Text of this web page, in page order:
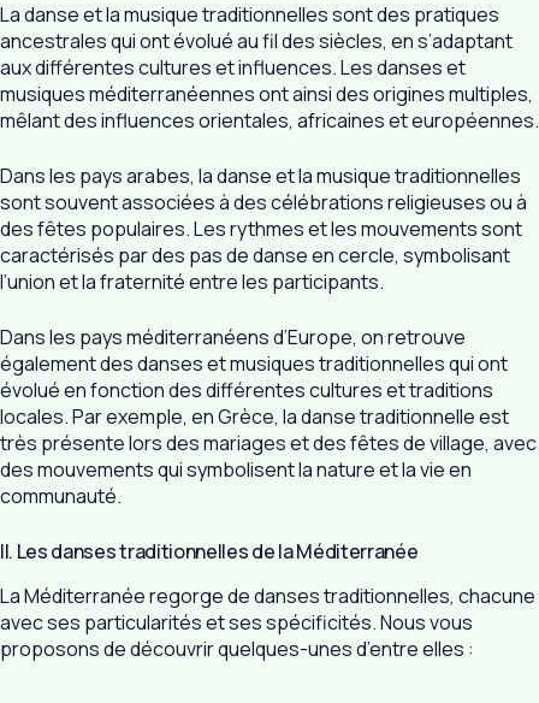
La danse et la musique traditionnelles sont des pratiques
ancestrales qui ont évolué au fil des siècles, en s’adaptant
aux différentes cultures et influences. Les danses et
musiques méditerranéennes ont ainsi des origines multiples,
mêlant des influences orientales, africaines et européennes.
Dans les pays arabes, la danse et la musique traditionnelles
sont souvent associées à des célébrations religieuses ou à
des fêtes populaires. Les rythmes et les mouvements sont
caractérisés par des pas de danse en cercle, symbolisant
l’union et la fraternité entre les participants.
Dans les pays méditerranéens d’Europe, on retrouve
également des danses et musiques traditionnelles qui ont
évolué en fonction des différentes cultures et traditions
locales. Par exemple, en Grèce, la danse traditionnelle est
très présente lors des mariages et des fêtes de village, avec
des mouvements qui symbolisent la nature et la vie en
communauté.
II. Les danses traditionnelles de la Méditerranée
La Méditerranée regorge de danses traditionnelles, chacune
avec ses particularités et ses spécificités. Nous vous
proposons de découvrir quelques-unes d’entre elles :